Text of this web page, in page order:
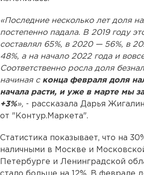
«Последние несколько лет доля
постепенно падала. В 2019 году
составлял 65%, в 2020 — 56%, в
48%, а на начало 2022 года и
Соответственно росла доля
начиная сконца февраля доля
начала расти, и уже в марте мы
+3%», - рассказала Дарья
от "Контур.Маркета".
Статистика показывает, что на
наличными в Москве и
Петербурге и Ленинградской